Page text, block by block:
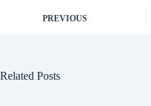
PREVIOUS
Related Posts